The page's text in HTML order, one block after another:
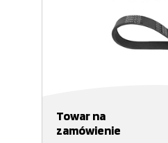
Towar na
zamówienie